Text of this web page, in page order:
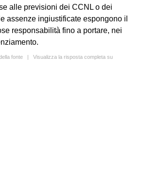
alle previsioni dei CCNL o dei
assenze ingiustificate espongono il
responsabilità fino a portare, nei
fonte | Visualizza la risposta completa su